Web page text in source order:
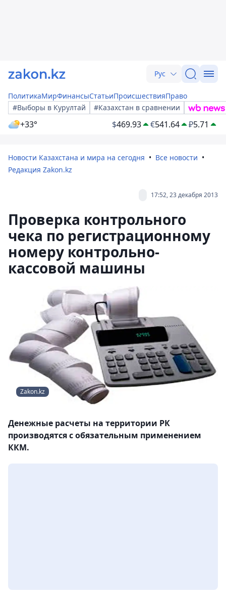
Рус
ПолитикаМирФинансыСтатьиПроисшествияПраво
#Выборы в Курултай
#Казахстан в сравнении
+33° $469.93 €541.64 ₽5.71
Новости Казахстана и мира на сегодня
Все новости
Редакция Zakon.kz
17:52, 23 декабря 2013
Проверка контрольного
чека по регистрационному
номеру контрольно-
кассовой машины
Zakon.kz
Денежные расчеты на территории РК
производятся с обязательным применением
ККМ.